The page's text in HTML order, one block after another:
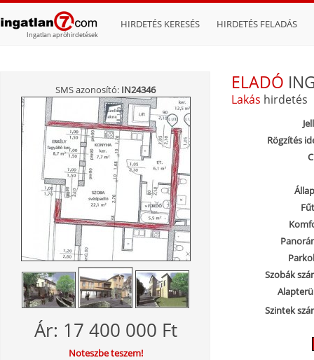
Ingatlan apróhirdetések
HIRDETÉS KERESÉS HIRDETÉS FELADÁS
SMS azonosító: IN24346
Ár: 17 400 000 Ft
Noteszbe teszem!
ELADÓ
Lakás hirdetés
Rögzítés
Szobák
Szintek